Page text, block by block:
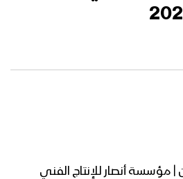
| مؤسسة أنصار للإنتاج الفني